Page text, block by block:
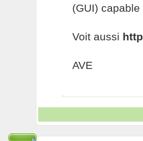
(GUI)
Voit aussi
AVE